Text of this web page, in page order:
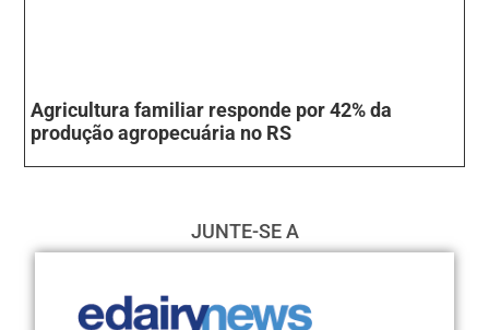
Agricultura familiar responde por 42% da
produção agropecuária no RS
JUNTE-SE A